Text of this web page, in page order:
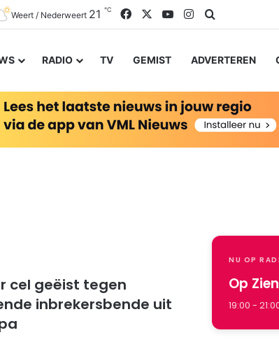
Weert / Nederweert 21 ℃ FacebookYouTubeInstagram
RADIO TV GEMIST ADVERTEREN
cel geëist tegen
inbrekersbende uit
NU OP
Op
19:00 -